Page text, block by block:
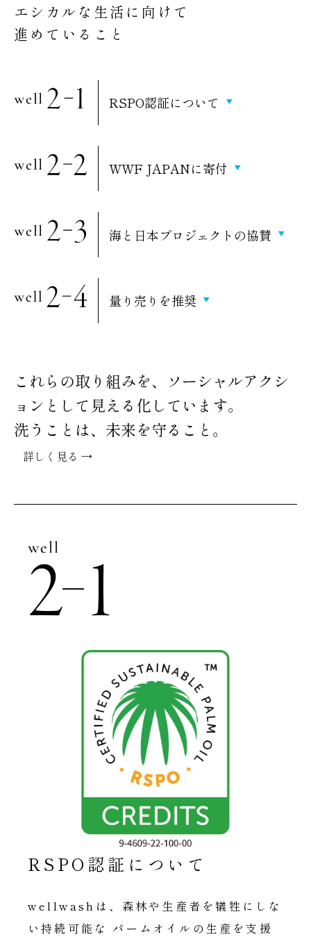
エシカルな生活に向けて
進めていること
RSPO認証について
WWF JAPANに寄付
海と日本プロジェクトの協賛
量り売りを推奨
これらの取り組みを、ソーシャルアクシ
ョンとして見える化しています。
洗うことは、未来を守ること。
詳しく見る →
RSPO認証について
wellwashは、森林や生産者を犠牲にしな
い持続可能な パームオイルの生産を支援